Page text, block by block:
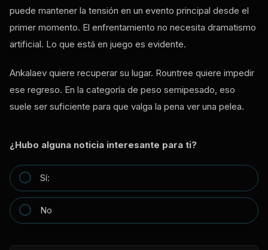
puede mantener la tensión en un evento principal desde el
primer momento. El enfrentamiento no necesita dramatismo
artificial. Lo que está en juego es evidente.
Ankalaev quiere recuperar su lugar. Rountree quiere impedir
ese regreso. En la categoría de peso semipesado, eso
suele ser suficiente para que valga la pena ver una pelea.
¿Hubo alguna noticia interesante para ti?
Sí:
No